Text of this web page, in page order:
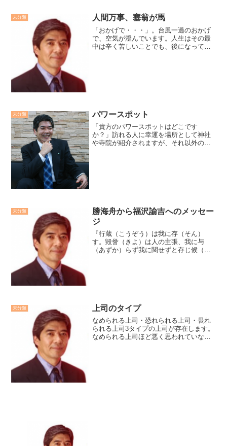
未分類 人間万事、塞翁が馬
「おかげで・・・」。台風一過のおかげ
で、空気が澄んでいます。人生はその最
中は辛く苦しいことでも、後になってみ
未分類 パワースポット
「貴方のパワースポットはどこです
か？」訪れる人に幸運を場所として神社
や寺院が紹介されますが、それ以外の場
未分類
勝海舟から福沢諭吉へのメッセー
ジ
『行蔵（こうぞう）は我に存（そん）
す。毀誉（きよ）は人の主張、我に与
（あずか）らず我に関せずと存じ候（そ
未分類 上司のタイプ
なめられる上司・恐れられる上司・畏れ
られる上司3タイプの上司が存在します。
なめられる上司ほど悪く思われていない